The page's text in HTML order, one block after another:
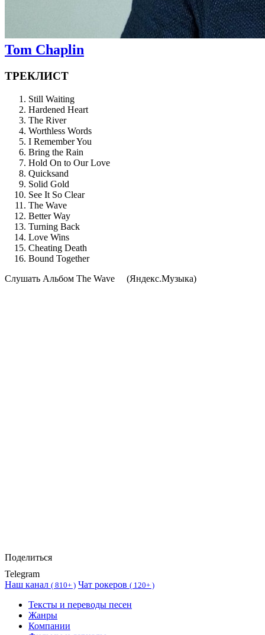
Tom Chaplin
ТРЕКЛИСТ
Still Waiting
Hardened Heart
The River
Worthless Words
I Remember You
Bring the Rain
Hold On to Our Love
Quicksand
Solid Gold
See It So Clear
The Wave
Better Way
Turning Back
Love Wins
Cheating Death
Bound Together
Cлушать Альбом The Wave
(Яндекс.Музыка)
Поделиться
Telegram
Наш канал ( 810+ ) Чат рокеров ( 120+ )
Тексты и переводы песен
Жанры
Компании